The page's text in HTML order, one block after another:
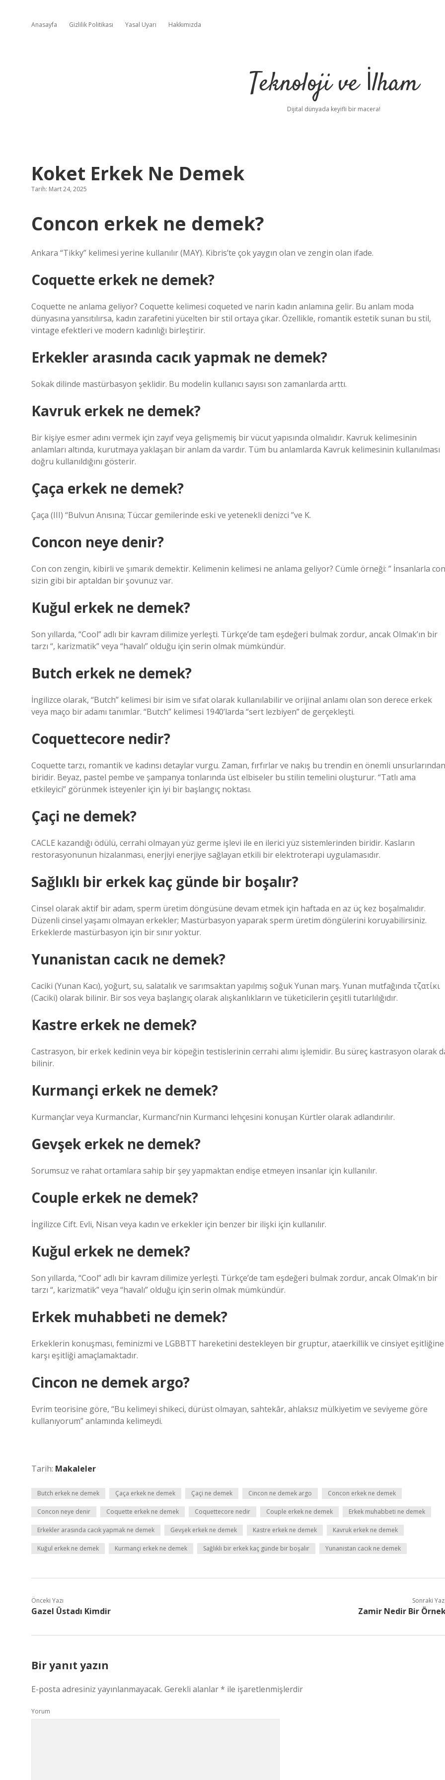
Anasayfa Gizlilik Politikası Yasal Uyarı Hakkımızda
Teknoloji ve İlham
Dijital dünyada keyifli bir macera!
Koket Erkek Ne Demek
Tarih: Mart 24, 2025
Concon erkek ne demek?
Ankara “Tikky” kelimesi yerine kullanılır (MAY). Kibris’te çok yaygın olan ve zengin olan ifade.
Coquette erkek ne demek?
Coquette ne anlama geliyor? Coquette kelimesi coqueted ve narin kadın anlamına gelir. Bu anlam moda
dünyasına yansıtılırsa, kadın zarafetini yücelten bir stil ortaya çıkar. Özellikle, romantik estetik sunan bu stil,
vintage efektleri ve modern kadınlığı birleştirir.
Erkekler arasında cacık yapmak ne demek?
Sokak dilinde mastürbasyon şeklidir. Bu modelin kullanıcı sayısı son zamanlarda arttı.
Kavruk erkek ne demek?
Bir kişiye esmer adını vermek için zayıf veya gelişmemiş bir vücut yapısında olmalıdır. Kavruk kelimesinin
anlamları altında, kurutmaya yaklaşan bir anlam da vardır. Tüm bu anlamlarda Kavruk kelimesinin kullanılması
doğru kullanıldığını gösterir.
Çaça erkek ne demek?
Çaça (III) “Bulvun Anısına; Tüccar gemilerinde eski ve yetenekli denizci ”ve K.
Concon neye denir?
Con con zengin, kibirli ve şımarık demektir. Kelimenin kelimesi ne anlama geliyor? Cümle örneği: ” İnsanlarla
sizin gibi bir aptaldan bir şovunuz var.
Kuğul erkek ne demek?
Son yıllarda, “Cool” adlı bir kavram dilimize yerleşti. Türkçe’de tam eşdeğeri bulmak zordur, ancak Olmak’ın bir
tarzı “, karizmatik” veya “havalı” olduğu için serin olmak mümkündür.
Butch erkek ne demek?
İngilizce olarak, “Butch” kelimesi bir isim ve sıfat olarak kullanılabilir ve orijinal anlamı olan son derece erkek
veya maço bir adamı tanımlar. “Butch” kelimesi 1940’larda “sert lezbiyen” de gerçekleşti.
Coquettecore nedir?
Coquette tarzı, romantik ve kadınsı detaylar vurgu. Zaman, fırfırlar ve nakış bu trendin en önemli unsurlarından
biridir. Beyaz, pastel pembe ve şampanya tonlarında üst elbiseler bu stilin temelini oluşturur. “Tatlı ama
etkileyici” görünmek isteyenler için iyi bir başlangıç ​​noktası.
Çaçi ne demek?
CACLE kazandığı ödülü, cerrahi olmayan yüz germe işlevi ile en ilerici yüz sistemlerinden biridir. Kasların
restorasyonunun hizalanması, enerjiyi enerjiye sağlayan etkili bir elektroterapi uygulamasıdır.
Sağlıklı bir erkek kaç günde bir boşalır?
Cinsel olarak aktif bir adam, sperm üretim döngüsüne devam etmek için haftada en az üç kez boşalmalıdır.
Düzenli cinsel yaşamı olmayan erkekler; Mastürbasyon yaparak sperm üretim döngülerini koruyabilirsiniz.
Erkeklerde mastürbasyon için bir sınır yoktur.
Yunanistan cacık ne demek?
Caciki (Yunan Kacı), yoğurt, su, salatalık ve sarımsaktan yapılmış soğuk Yunan marş. Yunan mutfağında τζατίκι
(Caciki) olarak bilinir. Bir sos veya başlangıç ​​olarak alışkanlıkların ve tüketicilerin çeşitli tutarlılığıdır.
Kastre erkek ne demek?
Castrasyon, bir erkek kedinin veya bir köpeğin testislerinin cerrahi alımı işlemidir. Bu süreç kastrasyon olarak
bilinir.
Kurmançi erkek ne demek?
Kurmançlar veya Kurmanclar, Kurmanci’nin Kurmanci lehçesini konuşan Kürtler olarak adlandırılır.
Gevşek erkek ne demek?
Sorumsuz ve rahat ortamlara sahip bir şey yapmaktan endişe etmeyen insanlar için kullanılır.
Couple erkek ne demek?
İngilizce Cift. Evli, Nisan veya kadın ve erkekler için benzer bir ilişki için kullanılır.
Kuğul erkek ne demek?
Son yıllarda, “Cool” adlı bir kavram dilimize yerleşti. Türkçe’de tam eşdeğeri bulmak zordur, ancak Olmak’ın bir
tarzı “, karizmatik” veya “havalı” olduğu için serin olmak mümkündür.
Erkek muhabbeti ne demek?
Erkeklerin konuşması, feminizmi ve LGBBTT hareketini destekleyen bir gruptur, ataerkillik ve cinsiyet eşitliğine
karşı eşitliği amaçlamaktadır.
Cincon ne demek argo?
Evrim teorisine göre, “Bu kelimeyi shikeci, dürüst olmayan, sahtekâr, ahlaksız mülkiyetim ve seviyeme göre
kullanıyorum” anlamında kelimeydi.
Tarih: Makaleler
Butch erkek ne demek Çaça erkek ne demek Çaçi ne demek Cincon ne demek argo Concon erkek ne demek
Concon neye denir Coquette erkek ne demek Coquettecore nedir Couple erkek ne demek Erkek muhabbeti ne demek
Erkekler arasında cacık yapmak ne demek Gevşek erkek ne demek Kastre erkek ne demek Kavruk erkek ne demek
Kuğul erkek ne demek Kurmançi erkek ne demek Sağlıklı bir erkek kaç günde bir boşalır Yunanistan cacık ne demek
Önceki Yazı
Gazel Üstadı Kimdir
Sonraki
Zamir Nedir Bir
Bir yanıt yazın
E-posta adresiniz yayınlanmayacak. Gerekli alanlar* ile işaretlenmişlerdir
Yorum